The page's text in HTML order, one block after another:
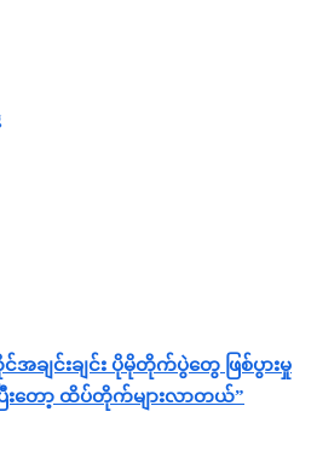
ချင်းချင်း ပိုမိုတိုက်ပွဲတွေ ဖြစ်ပွားမှု
းတော့ ထိပ်တိုက်များလာတယ်”